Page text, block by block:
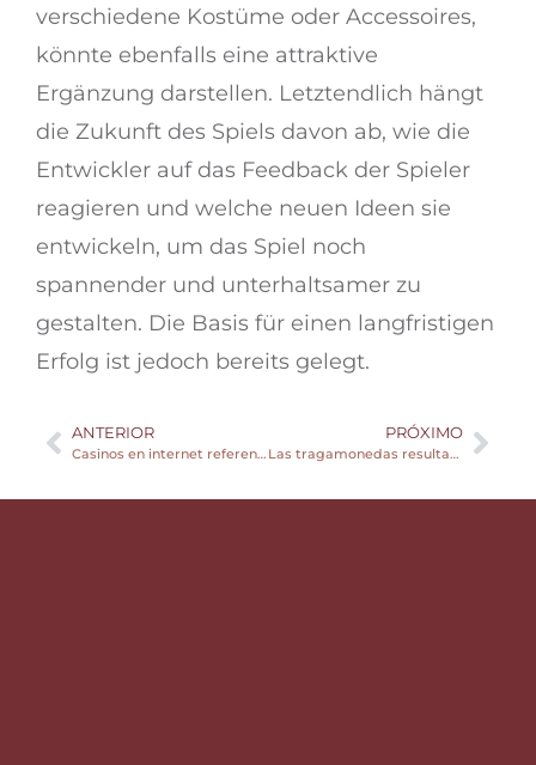
verschiedene Kostüme oder Accessoires,
könnte ebenfalls eine attraktive
Ergänzung darstellen. Letztendlich hängt
die Zukunft des Spiels davon ab, wie die
Entwickler auf das Feedback der Spieler
reagieren und welche neuen Ideen sie
entwickeln, um das Spiel noch
spannender und unterhaltsamer zu
gestalten. Die Basis für einen langfristigen
Erfolg ist jedoch bereits gelegt.
ANTERIOR
Casinos en internet referente a compania sobre dinero eficaz sobre Chile: Asi los valoramos
PRÓXIMO
Las tragamonedas resultan, si, algunos de los juegos mas usadas acerca de los casinos en internet